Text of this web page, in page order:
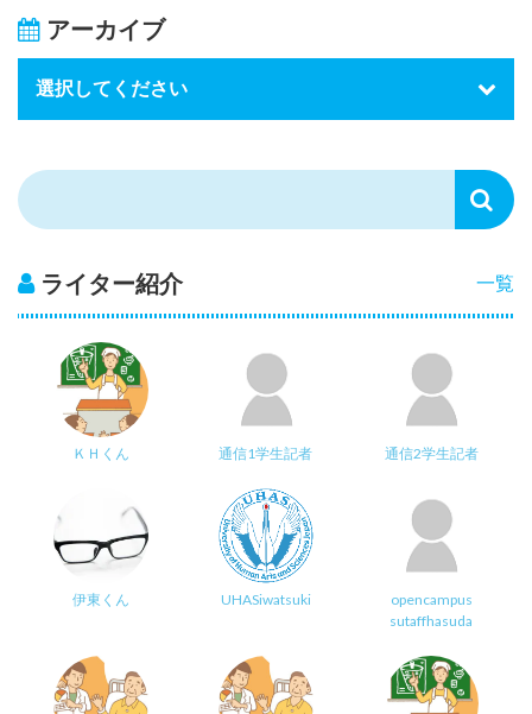
アーカイブ
一覧
ライター紹介
ＫＨくん 通信1学生記者 通信2学生記者
伊東くん UHASiwatsuki
opencampus
sutaffhasuda